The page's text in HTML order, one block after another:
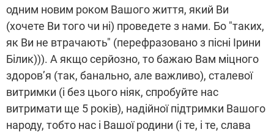
одним новим роком Вашого життя, який Ви
(хочете Ви того чи ні) проведете з нами. Бо "таких,
як Ви не втрачають" (перефразовано з пісні Ірини
Білик))). А якщо серйозно, то бажаю Вам міцного
здоров’я (так, банально, але важливо), сталевої
витримки (і без цього ніяк, спробуйте нас
витримати ще 5 років), надійної підтримки Вашого
народу, тобто нас і Вашої родини (і те, і те, слава